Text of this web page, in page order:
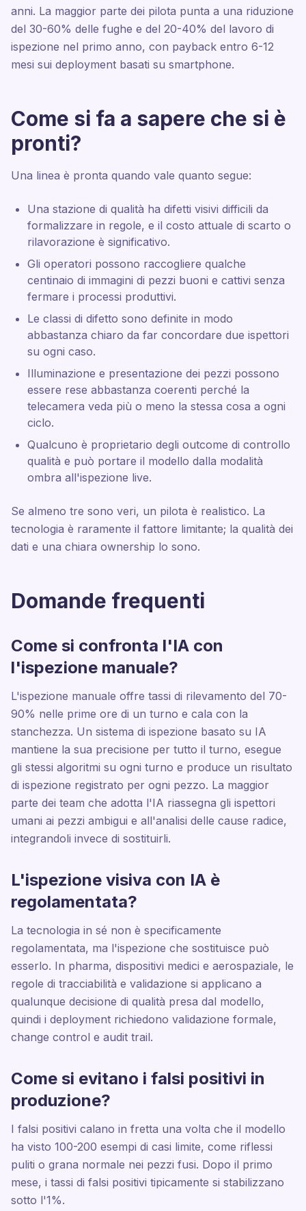
anni. La maggior parte dei pilota punta a una riduzione
del 30-60% delle fughe e del 20-40% del lavoro di
ispezione nel primo anno, con payback entro 6-12
mesi sui deployment basati su smartphone.
Come si fa a sapere che si è
pronti?
Una linea è pronta quando vale quanto segue:
Una stazione di qualità ha difetti visivi difficili da
formalizzare in regole, e il costo attuale di scarto o
rilavorazione è significativo.
Gli operatori possono raccogliere qualche
centinaio di immagini di pezzi buoni e cattivi senza
fermare i processi produttivi.
Le classi di difetto sono definite in modo
abbastanza chiaro da far concordare due ispettori
su ogni caso.
Illuminazione e presentazione dei pezzi possono
essere rese abbastanza coerenti perché la
telecamera veda più o meno la stessa cosa a ogni
ciclo.
Qualcuno è proprietario degli outcome di controllo
qualità e può portare il modello dalla modalità
ombra all'ispezione live.
Se almeno tre sono veri, un pilota è realistico. La
tecnologia è raramente il fattore limitante; la qualità dei
dati e una chiara ownership lo sono.
Domande frequenti
Come si confronta l'IA con
l'ispezione manuale?
L'ispezione manuale offre tassi di rilevamento del 70-
90% nelle prime ore di un turno e cala con la
stanchezza. Un sistema di ispezione basato su IA
mantiene la sua precisione per tutto il turno, esegue
gli stessi algoritmi su ogni turno e produce un risultato
di ispezione registrato per ogni pezzo. La maggior
parte dei team che adotta l'IA riassegna gli ispettori
umani ai pezzi ambigui e all'analisi delle cause radice,
integrandoli invece di sostituirli.
L'ispezione visiva con IA è
regolamentata?
La tecnologia in sé non è specificamente
regolamentata, ma l'ispezione che sostituisce può
esserlo. In pharma, dispositivi medici e aerospaziale, le
regole di tracciabilità e validazione si applicano a
qualunque decisione di qualità presa dal modello,
quindi i deployment richiedono validazione formale,
change control e audit trail.
Come si evitano i falsi positivi in
produzione?
I falsi positivi calano in fretta una volta che il modello
ha visto 100-200 esempi di casi limite, come riflessi
puliti o grana normale nei pezzi fusi. Dopo il primo
mese, i tassi di falsi positivi tipicamente si stabilizzano
sotto l'1%.